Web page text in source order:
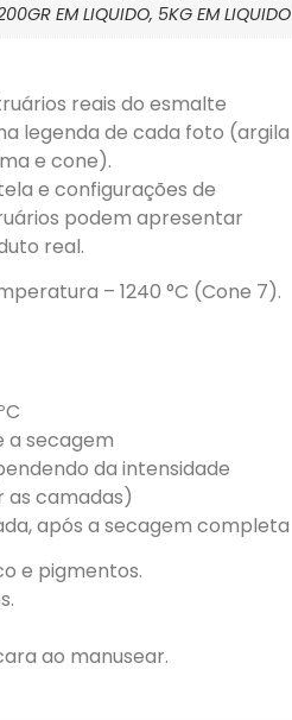
EM LIQUIDO, 5KG EM LIQUIDO
reais do esmalte
legenda de cada foto (argila
e cone).
e configurações de
podem apresentar
real.
– 1240 °C (Cone 7).
a secagem
da intensidade
as camadas)
após a secagem completa
e pigmentos.
ao manusear.